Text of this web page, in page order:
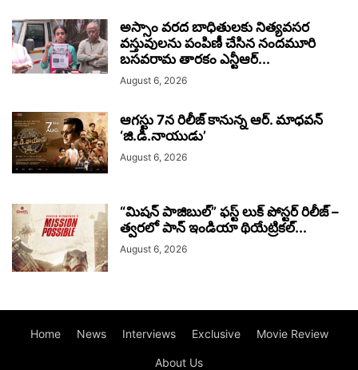
అస్సాం వరద బాధితులకు నిత్యవసర
వస్తువులను పంపిణీ చేసిన నందమూరి
బసవరామ తారకం ఎన్టీఆర్...
August 6, 2026
ఆగస్టు 7న రిలీజ్ కానున్న ఆర్‌. మాధవన్‌
‘జి.డి.నాయుడు’
August 6, 2026
“మిషన్ పాజిబుల్” ఫస్ట్ లుక్ పోస్టర్ రిలీజ్ –
త్వరలో పాన్ ఇండియా థియేట్రికల్...
August 6, 2026
Home News Interviews Exclusive Movie Review
About Us